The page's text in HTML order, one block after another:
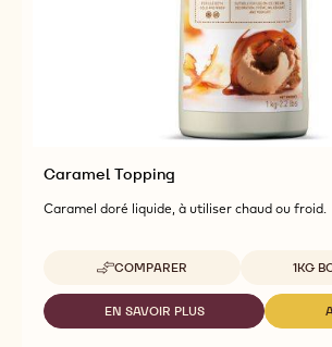
Caramel Topping
Caramel doré liquide, à utiliser chaud ou froid.
COMPARER
-
CARAMEL
TOPPING
Tailles 1KG
EN SAVOIR PLUS
-